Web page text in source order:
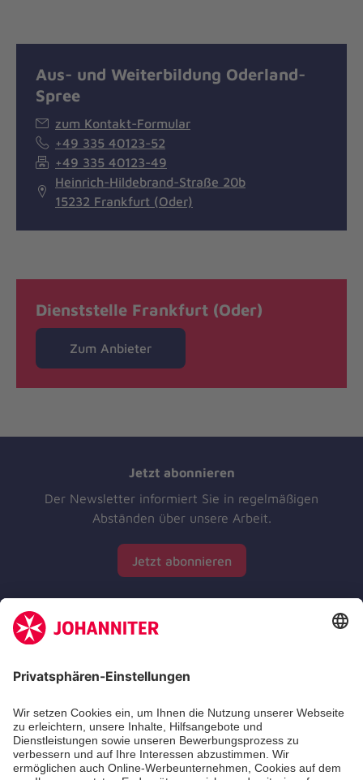
Aus- und Weiterbildung Oderland-
Spree
zum Kontakt-Formular
+49 335 40123-52
+49 335 40123-49
Heinrich-Hildebrand-Straße 20b
15232 Frankfurt (Oder)
Dienststelle Frankfurt (Oder)
Zum Anbieter
Jetzt abonnieren
Der Newsletter informiert Sie in regelmäßigen
Abständen über unsere Arbeit.
Jetzt abonnieren
Zertifizierung der Johanniter-Unfall-Hilfe e.V.
Die Johanniter GmbH führt das Spendenzertifikat
des Deutschen Spendenrats e.V.